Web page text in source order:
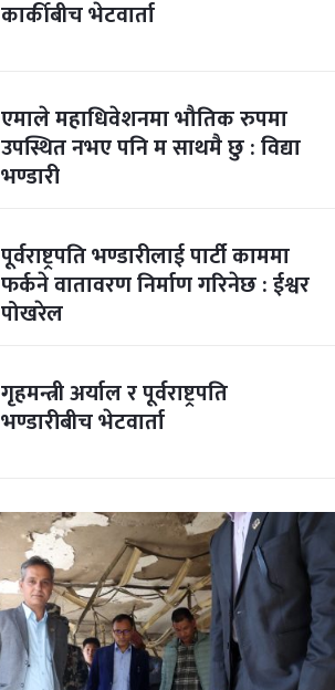
कार्कीबीच भेटवार्ता
एमाले महाधिवेशनमा भौतिक रुपमा
उपस्थित नभए पनि म साथमै छु : विद्या
भण्डारी
पूर्वराष्ट्रपति भण्डारीलाई पार्टी काममा
फर्कने वातावरण निर्माण गरिनेछ : ईश्वर
पोखरेल
गृहमन्त्री अर्याल र पूर्वराष्ट्रपति
भण्डारीबीच भेटवार्ता